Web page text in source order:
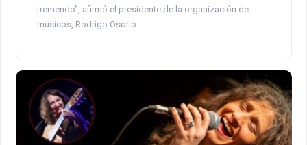
tremendo”, afirmó el presidente de la organización de
músicos, Rodrigo Osorio.